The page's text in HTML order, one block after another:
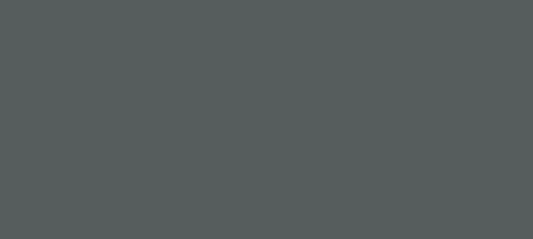
l’app di posta elettronica)